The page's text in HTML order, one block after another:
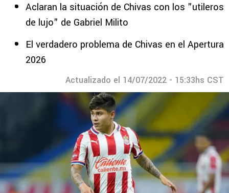
Aclaran la situación de Chivas con los "utileros
de lujo" de Gabriel Milito
El verdadero problema de Chivas en el Apertura
2026
Actualizado el 14/07/2022 - 15:33hs CST